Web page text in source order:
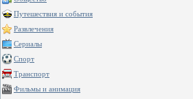
Путешествия и события
Развлечения
Сериалы
Спорт
Транспорт
Фильмы и анимация